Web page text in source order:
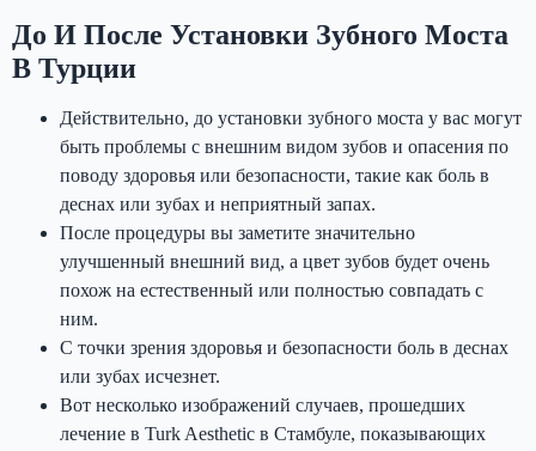
До И После Установки Зубного Моста
В Турции
Действительно, до установки зубного моста у вас могут
быть проблемы с внешним видом зубов и опасения по
поводу здоровья или безопасности, такие как боль в
деснах или зубах и неприятный запах.
После процедуры вы заметите значительно
улучшенный внешний вид, а цвет зубов будет очень
похож на естественный или полностью совпадать с
ним.
С точки зрения здоровья и безопасности боль в деснах
или зубах исчезнет.
Вот несколько изображений случаев, прошедших
лечение в Turk Aesthetic в Стамбуле, показывающих